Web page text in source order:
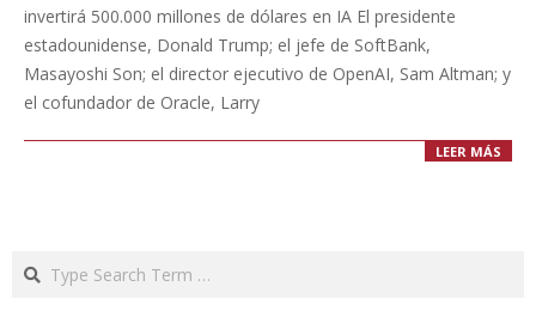
invertirá 500.000 millones de dólares en IA El presidente
estadounidense, Donald Trump; el jefe de SoftBank,
Masayoshi Son; el director ejecutivo de OpenAI, Sam Altman; y
el cofundador de Oracle, Larry
LEER MÁS
Search